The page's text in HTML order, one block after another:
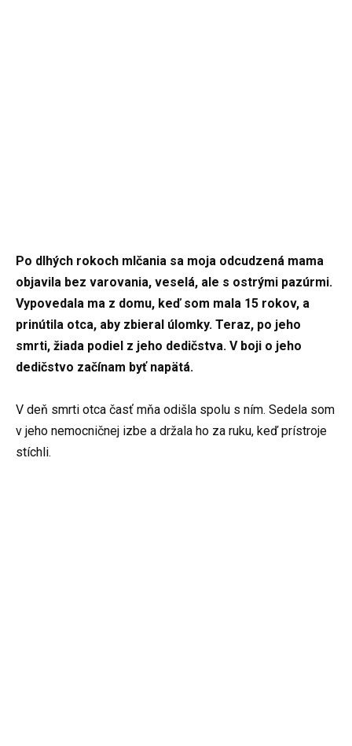
Po dlhých rokoch mlčania sa moja odcudzená mama
objavila bez varovania, veselá, ale s ostrými pazúrmi.
Vypovedala ma z domu, keď som mala 15 rokov, a
prinútila otca, aby zbieral úlomky. Teraz, po jeho
smrti, žiada podiel z jeho dedičstva. V boji o jeho
dedičstvo začínam byť napätá.
V deň smrti otca časť mňa odišla spolu s ním. Sedela som
v jeho nemocničnej izbe a držala ho za ruku, keď prístroje
stíchli.